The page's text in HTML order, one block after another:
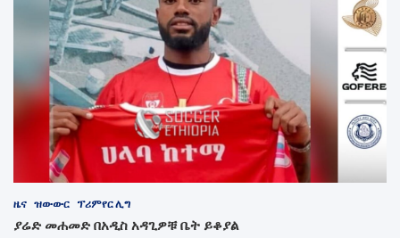
ዜና ዝውውር ፕሪምየር ሊግ
ያሬድ መሐመድ በአዲስ አዳጊዎቹ ቤት ይቆያል